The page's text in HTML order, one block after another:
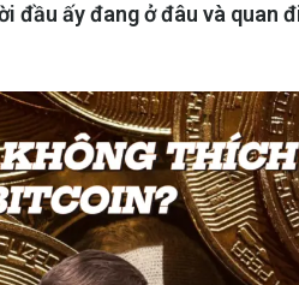
đầu ấy đang ở đâu và quan